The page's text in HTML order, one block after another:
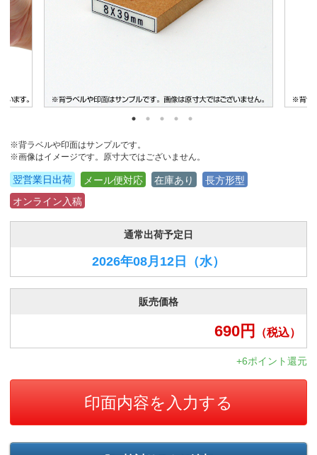
※背ラベルや印面はサンプルです。
※画像はイメージです。原寸大ではございません。
翌営業日出荷 メール便対応 在庫あり
長方形型
オンライン入稿
通常出荷予定日
2026年08月12日 （水）
販売価格
690円 （税込）
+6ポイント還元
印面内容を入力する